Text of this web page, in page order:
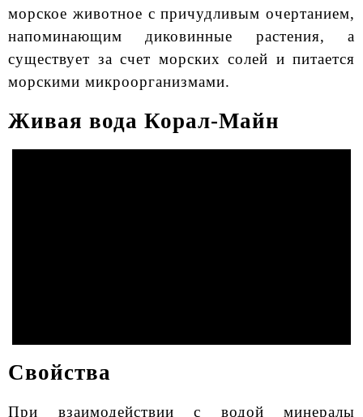
морское животное с причудливым очертанием,
напоминающим диковинные растения, а
существует за счет морских солей и питается
морскими микроорганизмами.
Живая вода Корал-Майн
Свойства
При взаимодействии с водой минералы